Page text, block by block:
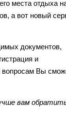
места отдыха
а вот новый
документов,
и
вопросам Вы
вам